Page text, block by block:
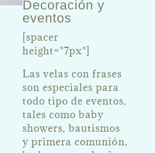
Decoración y
eventos
[spacer
height="7px"]
Las velas con frases
son especiales para
todo tipo de eventos,
tales como baby
showers, bautismos
y primera comunión,